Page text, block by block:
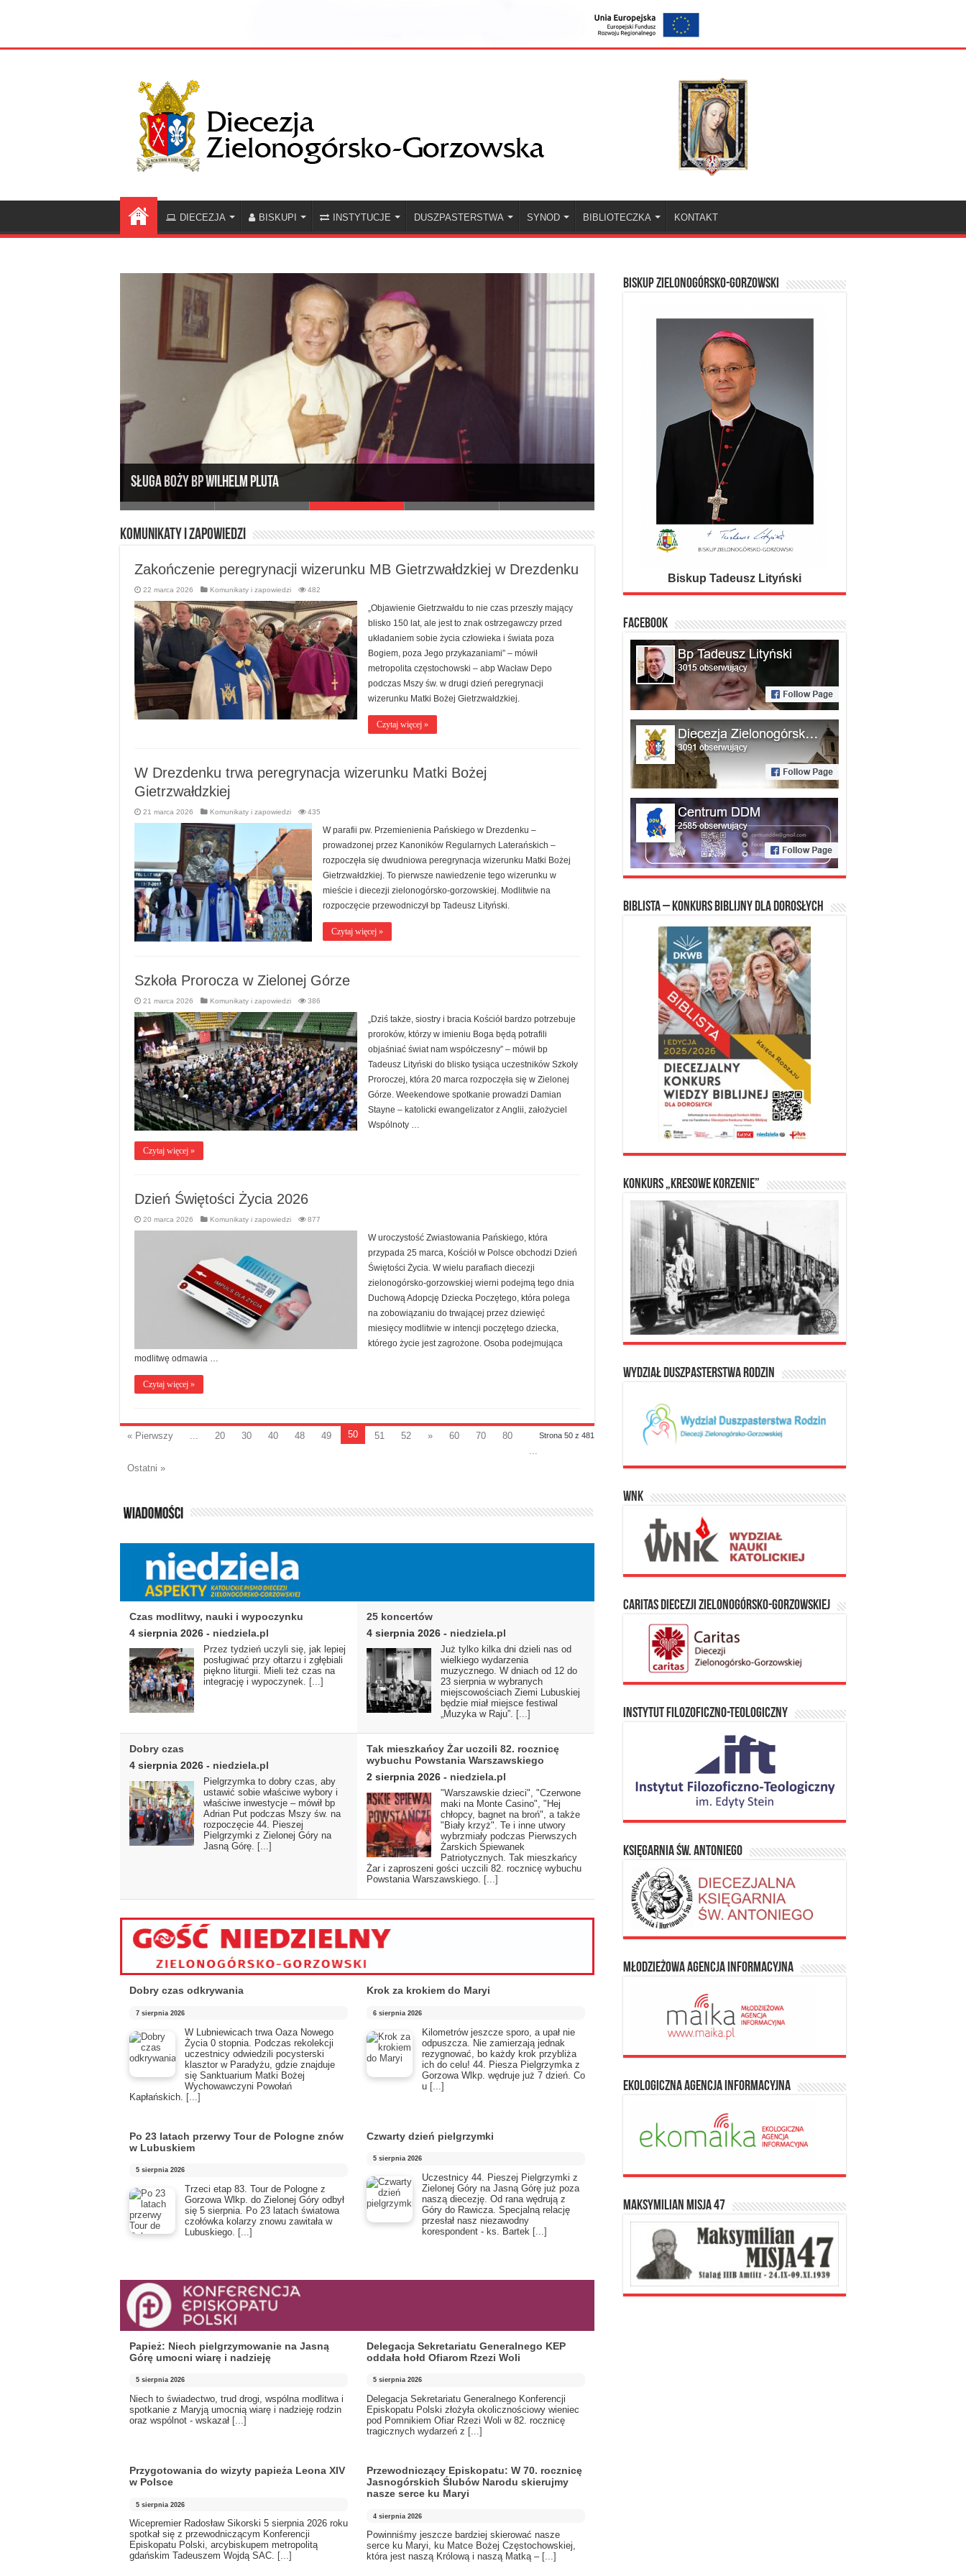
DIECEZJA BISKUPI INSTYTUCJE DUSZPASTERSTWA SYNOD BIBLIOTECZKA KONTAKT
DA PACEM DOMINE IN DIEBUS NOSTRIS
Komunikaty i zapowiedzi
Zakończenie peregrynacji wizerunku MB Gietrzwałdzkiej w Drezdenku
22 marca 2026 Komunikaty i zapowiedzi 482
„Objawienie Gietrzwałdu to nie czas przeszły mający
blisko 150 lat, ale jest to znak ostrzegawczy przed
układaniem sobie życia człowieka i świata poza
Bogiem, poza Jego przykazaniami” – mówił
metropolita częstochowski – abp Wacław Depo
podczas Mszy św. w drugi dzień peregrynacji
wizerunku Matki Bożej Gietrzwałdzkiej.
Czytaj więcej »
W Drezdenku trwa peregrynacja wizerunku Matki Bożej
Gietrzwałdzkiej
21 marca 2026 Komunikaty i zapowiedzi 435
W parafii pw. Przemienienia Pańskiego w Drezdenku –
prowadzonej przez Kanoników Regularnych Laterańskich –
rozpoczęła się dwudniowa peregrynacja wizerunku Matki Bożej
Gietrzwałdzkiej. To pierwsze nawiedzenie tego wizerunku w
mieście i diecezji zielonogórsko-gorzowskiej. Modlitwie na
rozpoczęcie przewodniczył bp Tadeusz Lityński.
Czytaj więcej »
Szkoła Prorocza w Zielonej Górze
21 marca 2026 Komunikaty i zapowiedzi 386
„Dziś także, siostry i bracia Kościół bardzo potrzebuje
proroków, którzy w imieniu Boga będą potrafili
objaśniać świat nam współczesny” – mówił bp
Tadeusz Lityński do blisko tysiąca uczestników Szkoły
Proroczej, która 20 marca rozpoczęła się w Zielonej
Górze. Weekendowe spotkanie prowadzi Damian
Stayne – katolicki ewangelizator z Anglii, założyciel
Wspólnoty …
Czytaj więcej »
Dzień Świętości Życia 2026
20 marca 2026 Komunikaty i zapowiedzi 877
W uroczystość Zwiastowania Pańskiego, która
przypada 25 marca, Kościół w Polsce obchodzi Dzień
Świętości Życia. W wielu parafiach diecezji
zielonogórsko-gorzowskiej wierni podejmą tego dnia
Duchową Adopcję Dziecka Poczętego, która polega
na zobowiązaniu do trwającej przez dziewięć
miesięcy modlitwie w intencji poczętego dziecka,
którego życie jest zagrożone. Osoba podejmująca
modlitwę odmawia …
Czytaj więcej »
Strona 50 z 481
« Pierwszy 20 30 40 48 49 50 51 52 » 60 70
80
Ostatni »
Czas modlitwy, nauki i wypoczynku
4 sierpnia 2026 - niedziela.pl
Przez tydzień uczyli się, jak lepiej
posługiwać przy ołtarzu i zgłębiali
piękno liturgii. Mieli też czas na
integrację i wypoczynek.
[...]
25 koncertów
4 sierpnia 2026 - niedziela.pl
Już tylko kilka dni dzieli nas od
wielkiego wydarzenia
muzycznego. W dniach od 12 do
23 sierpnia w wybranych
miejscowościach Ziemi Lubuskiej
będzie miał miejsce festiwal
„Muzyka w Raju”.
[...]
Dobry czas
4 sierpnia 2026 - niedziela.pl
Pielgrzymka to dobry czas, aby
ustawić sobie właściwe wybory i
właściwe inwestycje – mówił bp
Adrian Put podczas Mszy św. na
rozpoczęcie 44. Pieszej
Pielgrzymki z Zielonej Góry na
Jasną Górę. [...]
Tak mieszkańcy Żar uczcili 82. rocznicę
wybuchu Powstania Warszawskiego
2 sierpnia 2026 - niedziela.pl
"Warszawskie dzieci", "Czerwone
maki na Monte Casino", "Hej
chłopcy, bagnet na broń", a także
"Biały krzyż". Te i inne utwory
wybrzmiały podczas Pierwszych
Żarskich Śpiewanek
Patriotycznych. Tak mieszkańcy
Żar i zaproszeni gości uczcili 82. rocznicę wybuchu
Powstania Warszawskiego. [...]
Dobry czas odkrywania
7 sierpnia 2026
​W Lubniewicach trwa Oaza Nowego
Życia 0 stopnia. Podczas rekolekcji
uczestnicy odwiedzili pocysterski
klasztor w Paradyżu, gdzie znajduje
się Sanktuarium Matki Bożej
Wychowawczyni Powołań
Kapłańskich. [...]
Krok za krokiem do Maryi
6 sierpnia 2026
Kilometrów jeszcze sporo, a upał nie
odpuszcza. Nie zamierzają jednak
rezygnować, bo każdy krok przybliża
ich do celu! 44. Piesza Pielgrzymka z
Gorzowa Wlkp. wędruje już 7 dzień. Co
u [...]
Po 23 latach przerwy Tour de Pologne znów
w Lubuskiem
5 sierpnia 2026
Trzeci etap 83. Tour de Pologne z
Gorzowa Wlkp. do Zielonej Góry odbył
się 5 sierpnia. Po 23 latach światowa
czołówka kolarzy znowu zawitała w
Lubuskiego.
[...]
Czwarty dzień pielgrzymki
5 sierpnia 2026
Uczestnicy 44. Pieszej Pielgrzymki z
Zielonej Góry na Jasną Górę już poza
naszą diecezję. Od rana wędrują z
Góry do Rawicza. Specjalną relację
przesłał nasz niezawodny
korespondent - ks. Bartek [...]
Papież: Niech pielgrzymowanie na Jasną
Górę umocni wiarę i nadzieję
5 sierpnia 2026
Niech to świadectwo, trud drogi, wspólna modlitwa i
spotkanie z Maryją umocnią wiarę i nadzieję rodzin
oraz wspólnot - wskazał [...]
Delegacja Sekretariatu Generalnego KEP
oddała hołd Ofiarom Rzezi Woli
5 sierpnia 2026
Delegacja Sekretariatu Generalnego Konferencji
Episkopatu Polski złożyła okolicznościowy wieniec
pod Pomnikiem Ofiar Rzezi Woli w 82. rocznicę
tragicznych wydarzeń z [...]
Przygotowania do wizyty papieża Leona XIV
w Polsce
5 sierpnia 2026
Wicepremier Radosław Sikorski 5 sierpnia 2026 roku
spotkał się z przewodniczącym Konferencji
Episkopatu Polski, arcybiskupem metropolitą
gdańskim Tadeuszem Wojdą SAC. [...]
Przewodniczący Episkopatu: W 70. rocznicę
Jasnogórskich Ślubów Narodu skierujmy
nasze serce ku Maryi
4 sierpnia 2026
Powinniśmy jeszcze bardziej skierować nasze
serce ku Maryi, ku Matce Bożej Częstochowskiej,
która jest naszą Królową i naszą Matką – [...]
BISKUP ZIELONOGÓRSKO-GORZOWSKI
Biskup Tadeusz Lityński
FACEBOOK
Biblista – konkurs biblijny dla dorosłych
Konkurs „Kresowe Korzenie”
Wydział Duszpasterstwa Rodzin
WNK
Caritas Diecezji Zielonogórsko-Gorzowskiej
Instytut Filozoficzno-Teologiczny
Księgarnia Św. Antoniego
Młodzieżowa Agencja Informacyjna
Ekologiczna Agencja Informacyjna
Maksymilian Misja 47